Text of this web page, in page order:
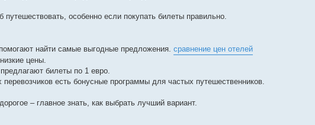
особенно если покупать билеты правильно.
найти самые выгодные предложения. сравнение цен отелей
цены.
билеты по 1 евро.
есть бонусные программы для частых путешественников.
– главное знать, как выбрать лучший вариант.